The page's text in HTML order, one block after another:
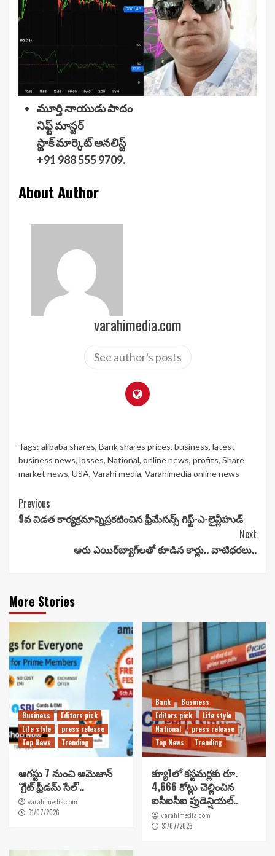
మూర్తి నాయుడు పాదం
నిఫ్ట్ మాస్టర్
స్టాక్ మార్కెట్ అనలిస్ట్
+91 988 555 9709.
About Author
varahimedia.com
See author's posts
Tags: alibaba shares, Bank shares prices, business, latest
business news, losses, National, online news, profits, Share
market news, USA, Varahi media, Varahimedia online news
Continue
Reading
Previous
9వ విడత కార్యక్రమాన్నిప్రకటించిన ఫ్రీమేసన్స్ గిఫ్ట్-ఎ-లైవ్లీహుడ్
Next
ఆరు ఎయిర్‌బ్యాగ్‌లతో కూడిన కార్లు.. వాటిధరలు..
More Stories
Business
Editors pick
Life style
press release
Top News
Trending
ఆగస్టు 7 నుంచి అమెజాన్
‘గ్రేట్ ఫ్రీడమ్ సేల్’..
varahimedia.com
31/07/2026
Bank
Business
Editors pick
Life style
National
press release
Top News
Trending
క్యూ1లో కస్టమర్లకు రూ.
4,666 కోట్లు చెల్లించిన
ఐసీఐసీఐ ప్రుడెన్షియల్..
varahimedia.com
31/07/2026